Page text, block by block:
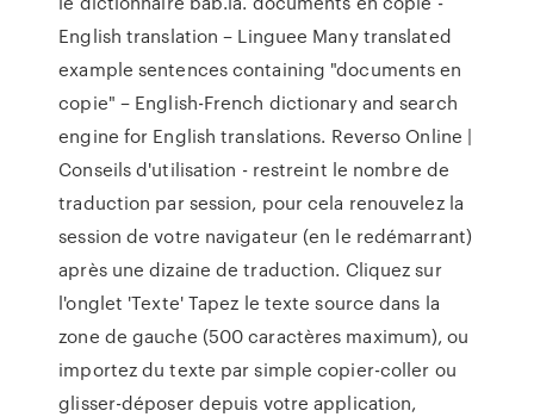
English translation – Linguee Many translated
example sentences containing "documents en
copie" – English-French dictionary and search
engine for English translations. Reverso Online |
Conseils d'utilisation - restreint le nombre de
traduction par session, pour cela renouvelez la
session de votre navigateur (en le redémarrant)
après une dizaine de traduction. Cliquez sur
l'onglet 'Texte' Tapez le texte source dans la
zone de gauche (500 caractères maximum), ou
importez du texte par simple copier-coller ou
glisser-déposer depuis votre application,